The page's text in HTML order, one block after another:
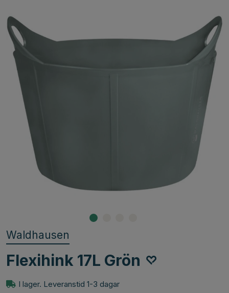
Waldhausen
Flexihink 17L Grön
I lager. Leveranstid 1-3 dagar